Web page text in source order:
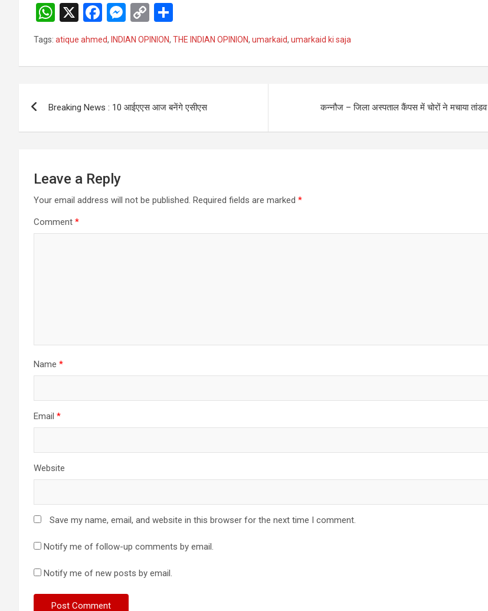
W
h
at
s
p
X
F
a
ce
b
o
M
es
se
n
er
C
o
py
Li
k
h
ar
e
Tags: atique ahmed, INDIAN OPINION, THE INDIAN OPINION, umarkaid, umarkaid ki saja
navigation
Breaking News : 10 आईएएस आज बनेंगे एसीएस कन्नौज – जिला अस्पताल कैंपस में चोरों ने मचाया तांडव
Leave a Reply
Your email address will not be published. Required fields are marked *
Comment *
Name *
Email *
Website
Save my name, email, and website in this browser for the next time I comment.
Notify me of follow-up comments by email.
Notify me of new posts by email.